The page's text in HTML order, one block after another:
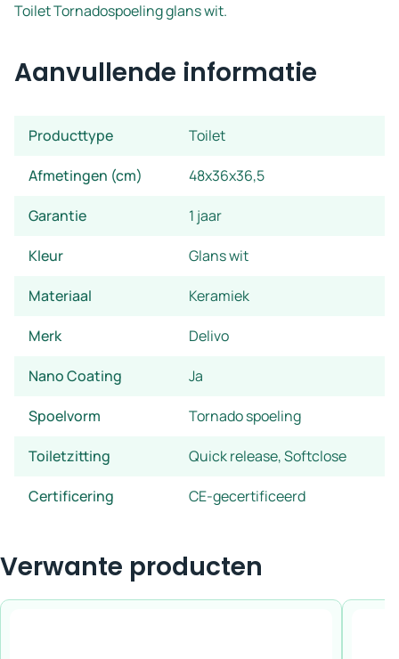
Toilet Tornadospoeling glans wit.
Aanvullende informatie
Producttype Toilet
Afmetingen (cm) 48x36x36,5
Garantie 1 jaar
Kleur Glans wit
Materiaal Keramiek
Merk Delivo
Nano Coating Ja
Spoelvorm Tornado spoeling
Toiletzitting Quick release, Softclose
Certificering CE-gecertificeerd
Verwante producten